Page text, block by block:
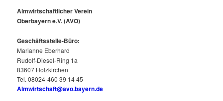
Almwirtschaftlicher Verein
Oberbayern e.V. (AVO)
Geschäftsstelle-Büro:
Marianne Eberhard
Rudolf-Diesel-Ring 1a
83607 Holzkirchen
Tel. 08024-460 39 14 45
Almwirtschaft@avo.bayern.de